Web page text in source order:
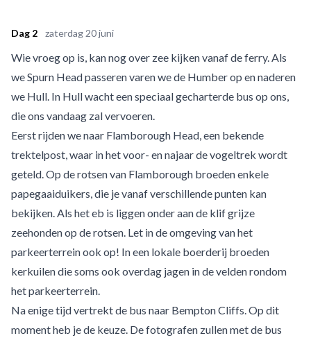
Dag 2 zaterdag 20 juni
Wie vroeg op is, kan nog over zee kijken vanaf de ferry. Als
we Spurn Head passeren varen we de Humber op en naderen
we Hull. In Hull wacht een speciaal gecharterde bus op ons,
die ons vandaag zal vervoeren.
Eerst rijden we naar Flamborough Head, een bekende
trektelpost, waar in het voor- en najaar de vogeltrek wordt
geteld. Op de rotsen van Flamborough broeden enkele
papegaaiduikers, die je vanaf verschillende punten kan
bekijken. Als het eb is liggen onder aan de klif grijze
zeehonden op de rotsen. Let in de omgeving van het
parkeerterrein ook op! In een lokale boerderij broeden
kerkuilen die soms ook overdag jagen in de velden rondom
het parkeerterrein.
Na enige tijd vertrekt de bus naar Bempton Cliffs. Op dit
moment heb je de keuze. De fotografen zullen met de bus